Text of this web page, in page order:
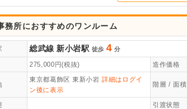
務所におすすめのワンルーム
総武線 新小岩駅 徒歩 4 分
275,000 円(税抜) 造作価格
東京都葛飾区 東新小岩詳細はログイ
ン後に表示
階層 / 面積
引渡状態